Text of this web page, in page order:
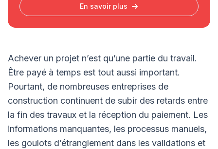
Achever un projet n’est qu’une partie du travail.
Être payé à temps est tout aussi important.
Pourtant, de nombreuses entreprises de
construction continuent de subir des retards entre
la fin des travaux et la réception du paiement. Les
informations manquantes, les processus manuels,
les goulots d’étranglement dans les validations et
En savoir plus